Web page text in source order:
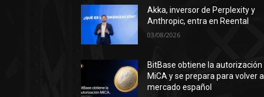
Akka, inversor de Perplexity y
Anthropic, entra en Reental
03/08/2026
BitBase obtiene la autorización
MiCA y se prepara para volver al
mercado español